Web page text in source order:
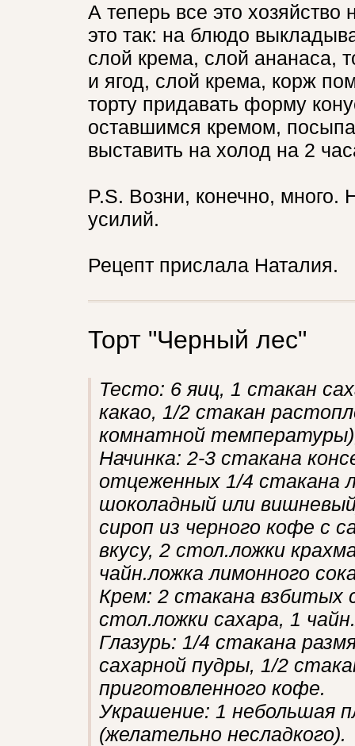
А теперь все это хозяйство
это так: на блюдо
слой крема, слой ананаса,
и ягод, слой крема, корж
торту придавать форму
оставшимся кремом,
выставить на холод на 2
P.S. Возни, конечно, много.
усилий.
Рецепт прислала Наталия.
Торт "Черный лес"
Тесто: 6 яиц, 1 стакан
какао, 1/2 стакан
комнатной
Начинка: 2-3 стакана
отцеженных 1/4 стакана
шоколадный или
сироп из черного кофе с
вкусу, 2 стол.ложки
чайн.ложка лимонного
Крем: 2 стакана взбитых
стол.ложки сахара, 1
Глазурь: 1/4 стакана
сахарной пудры, 1/2
приготовленного кофе.
Украшение: 1 небольшая
(желательно несладкого).